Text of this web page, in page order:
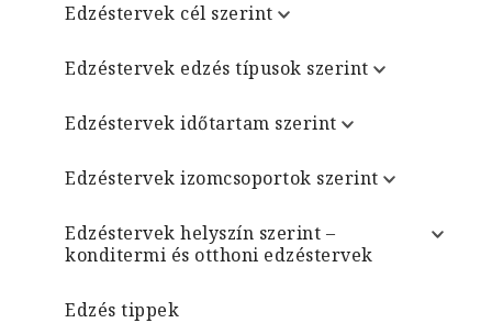
Edzéstervek cél szerint
Edzéstervek edzés típusok szerint
Edzéstervek időtartam szerint
Edzéstervek izomcsoportok szerint
Edzéstervek helyszín szerint –
konditermi és otthoni edzéstervek
Edzés tippek